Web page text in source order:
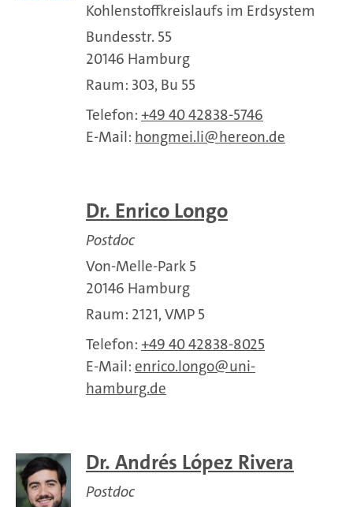
Kohlenstoffkreislaufs im Erdsystem
Bundesstr. 55
20146 Hamburg
Raum: 303, Bu 55
Telefon: +49 40 42838-5746
E-Mail: hongmei.li hereon.de
Dr. Enrico Longo
Postdoc
Von-Melle-Park 5
20146 Hamburg
Raum: 2121, VMP 5
Telefon: +49 40 42838-8025
E-Mail: enrico.longo
uni-
hamburg.de
Dr. Andrés López Rivera
Postdoc